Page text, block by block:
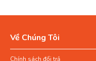
Về Chúng Tôi
Chính sách đổi trả